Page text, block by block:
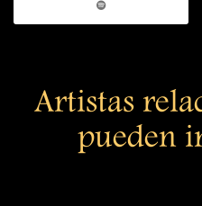
Artistas
pueden